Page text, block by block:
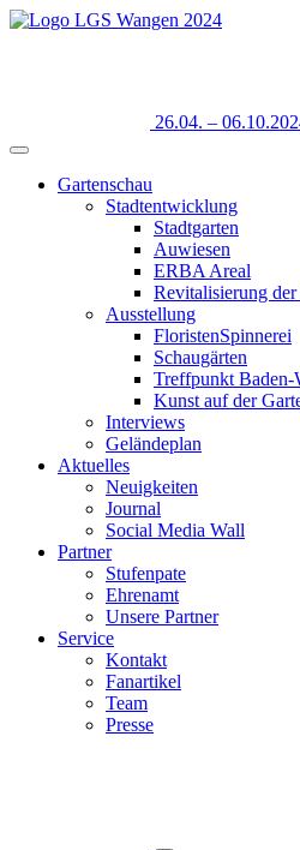
26.04. –
Gartenschau
Stadtentwicklung
Stadtgarten
Auwiesen
ERBA Areal
Revitalisierung
Ausstellung
FloristenSpinnerei
Schaugärten
Treffpunkt Baden-
Kunst auf der
Interviews
Geländeplan
Aktuelles
Neuigkeiten
Journal
Social Media Wall
Partner
Stufenpate
Ehrenamt
Unsere Partner
Service
Kontakt
Fanartikel
Team
Presse